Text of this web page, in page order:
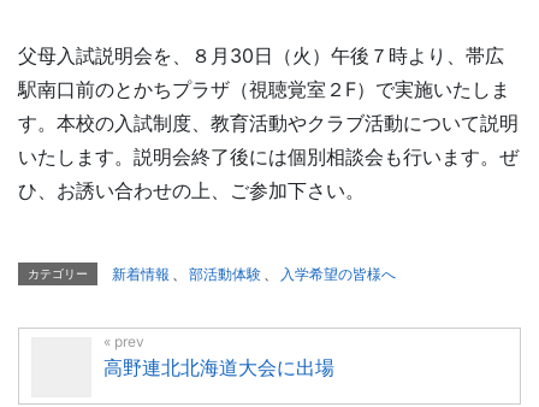
父母入試説明会を、８月30日（火）午後７時より、帯広
駅南口前のとかちプラザ（視聴覚室２F）で実施いたしま
す。本校の入試制度、教育活動やクラブ活動について説明
いたします。説明会終了後には個別相談会も行います。ぜ
ひ、お誘い合わせの上、ご参加下さい。
カテゴリー 新着情報 部活動体験 入学希望の皆様へ
高野連北北海道大会に出場